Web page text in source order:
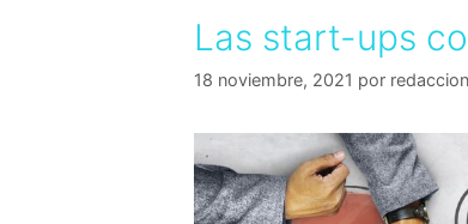
Las start-ups
18 noviembre, 2021 por redaccion